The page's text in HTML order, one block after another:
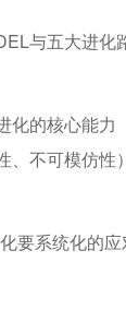
与五大进化
的核心能力
不可模仿性）
要系统化的